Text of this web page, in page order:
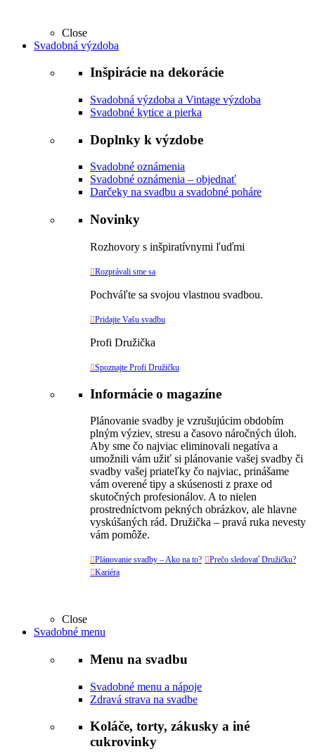
Close
Svadobná výzdoba
Inšpirácie na dekorácie
Svadobná výzdoba a Vintage výzdoba
Svadobné kytice a pierka
Doplnky k výzdobe
Svadobné oznámenia
Svadobné oznámenia – objednať
Darčeky na svadbu a svadobné poháre
Novinky
Rozhovory s inšpiratívnymi ľuďmi
Rozprávali sme sa
Pochváľte sa svojou vlastnou svadbou.
Pridajte Vašu svadbu
Profi Družička
Spoznajte Profi Družičku
Informácie o magazíne
Plánovanie svadby je vzrušujúcim obdobím
plným výziev, stresu a časovo náročných úloh.
Aby sme čo najviac eliminovali negatíva a
umožnili vám užiť si plánovanie vašej svadby či
svadby vašej priateľky čo najviac, prinášame
vám overené tipy a skúsenosti z praxe od
skutočných profesionálov. A to nielen
prostredníctvom pekných obrázkov, ale hlavne
vyskúšaných rád. Družička – pravá ruka nevesty
vám pomôže.
Plánovanie svadby – Ako na to? Prečo sledovať Družičku?
Kariéra
Close
Svadobné menu
Menu na svadbu
Svadobné menu a nápoje
Zdravá strava na svadbe
Koláče, torty, zákusky a iné
cukrovinky